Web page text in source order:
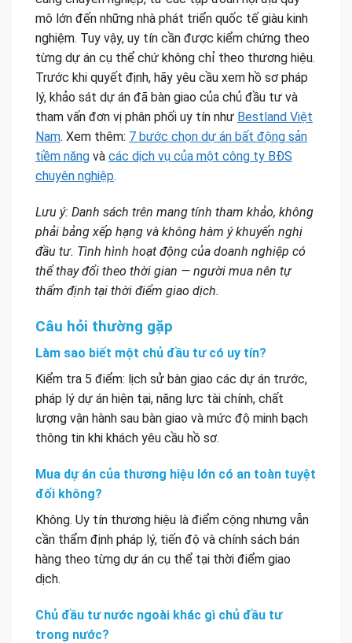
mô lớn đến những nhà phát triển quốc tế giàu kinh
nghiệm. Tuy vậy, uy tín cần được kiểm chứng theo
từng dự án cụ thể chứ không chỉ theo thương hiệu.
Trước khi quyết định, hãy yêu cầu xem hồ sơ pháp
lý, khảo sát dự án đã bàn giao của chủ đầu tư và
tham vấn đơn vị phân phối uy tín như Bestland Việt
Nam. Xem thêm: 7 bước chọn dự án bất động sản
tiềm năng và các dịch vụ của một công ty BĐS
chuyên nghiệp.
Lưu ý: Danh sách trên mang tính tham khảo, không
phải bảng xếp hạng và không hàm ý khuyến nghị
đầu tư. Tình hình hoạt động của doanh nghiệp có
thể thay đổi theo thời gian — người mua nên tự
thẩm định tại thời điểm giao dịch.
Câu hỏi thường gặp
Làm sao biết một chủ đầu tư có uy tín?
Kiểm tra 5 điểm: lịch sử bàn giao các dự án trước,
pháp lý dự án hiện tại, năng lực tài chính, chất
lượng vận hành sau bàn giao và mức độ minh bạch
thông tin khi khách yêu cầu hồ sơ.
Mua dự án của thương hiệu lớn có an toàn tuyệt
đối không?
Không. Uy tín thương hiệu là điểm cộng nhưng vẫn
cần thẩm định pháp lý, tiến độ và chính sách bán
hàng theo từng dự án cụ thể tại thời điểm giao
dịch.
Chủ đầu tư nước ngoài khác gì chủ đầu tư
trong nước?